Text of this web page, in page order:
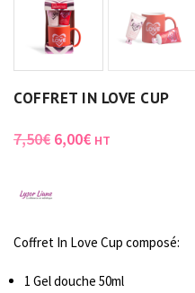
COFFRET IN LOVE CUP
7,50€ 6,00€ HT
Coffret In Love Cup composé:
1 Gel douche 50ml